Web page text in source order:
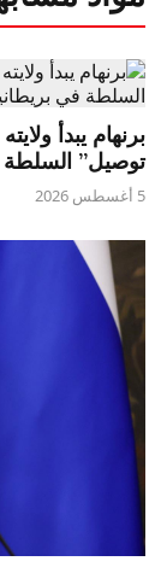
برنهام يبدأ
توصيل” السلطة
5 أغسطس 2026